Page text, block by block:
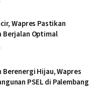
Wapres Pastikan
Optimal
Hijau, Wapres
PSEL di Palembang